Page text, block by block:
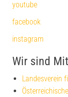
youtube
facebook
instagram
Wir sind
Landesverein